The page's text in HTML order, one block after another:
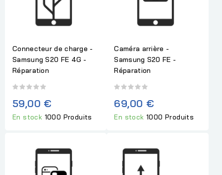
Connecteur de charge -
Samsung S20 FE 4G -
Réparation
59,00 €
En stock 1000 Produits
Caméra arrière -
Samsung S20 FE -
Réparation
69,00 €
En stock1000 Produits